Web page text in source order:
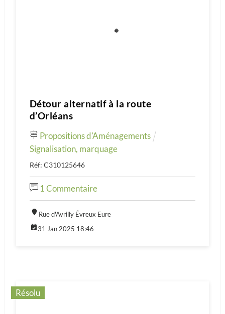
Détour alternatif à la route
d’Orléans
Propositions d'Aménagements
Signalisation, marquage
Réf: C310125646
1 Commentaire
Rue d'Avrilly Évreux Eure
31 Jan 2025 18:46
Résolu